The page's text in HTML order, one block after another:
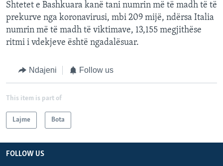
Shtetet e Bashkuara kanë tani numrin më të madh të të
prekurve nga koronavirusi, mbi 209 mijë, ndërsa Italia
numrin më të madh të viktimave, 13,155 megjithëse
ritmi i vdekjeve është ngadalësuar.
Ndajeni Follow us
This item is part of
Lajme Bota
FOLLOW US